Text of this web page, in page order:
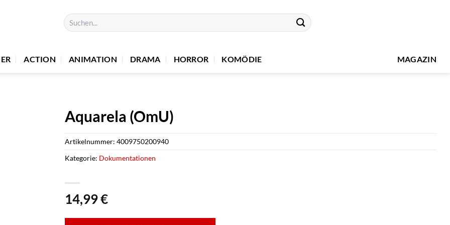
Suchen
nach:
ACTION ANIMATION DRAMA HORROR KOMÖDIE MAGAZIN
Aquarela (OmU)
14,99€
Artikelnummer: 4009750200940
Kategorie: Dokumentationen